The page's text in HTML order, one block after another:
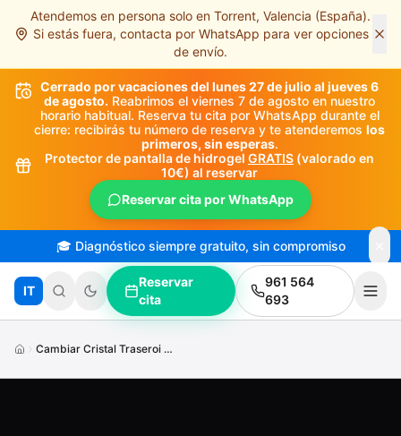
Saltar al contenido principal
Atendemos en persona solo en Torrent, Valencia (España).
Si estás fuera, contacta por WhatsApp para ver opciones
de envío.
Cerrado por vacaciones del lunes 27 de julio al jueves 6
de agosto. Reabrimos el viernes 7 de agosto en nuestro
horario habitual. Reserva tu cita por WhatsApp durante el
cierre: recibirás tu número de reserva y te atenderemos los
primeros, sin esperas.
Protector de pantalla de hidrogel GRATIS (valorado en
10€) al reservar
Reservar cita por WhatsApp
🎓 Diagnóstico siempre gratuito, sin compromiso
IT
Reservar
cita
961 564
693
Cambiar Cristal Traseroi Phone S E2020